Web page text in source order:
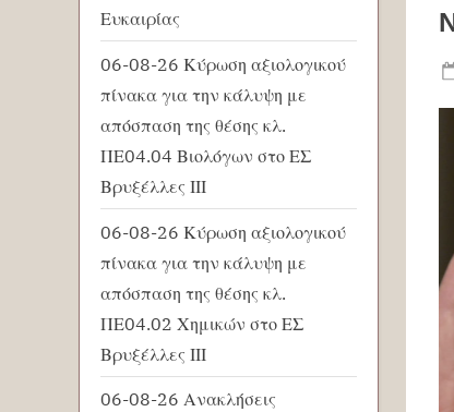
Ευκαιρίας
06-08-26 Κύρωση αξιολογικού
πίνακα για την κάλυψη με
απόσπαση της θέσης κλ.
ΠΕ04.04 Βιολόγων στο ΕΣ
Βρυξέλλες ΙΙΙ
06-08-26 Κύρωση αξιολογικού
πίνακα για την κάλυψη με
απόσπαση της θέσης κλ.
ΠΕ04.02 Χημικών στο ΕΣ
Βρυξέλλες ΙΙΙ
06-08-26 Ανακλήσεις